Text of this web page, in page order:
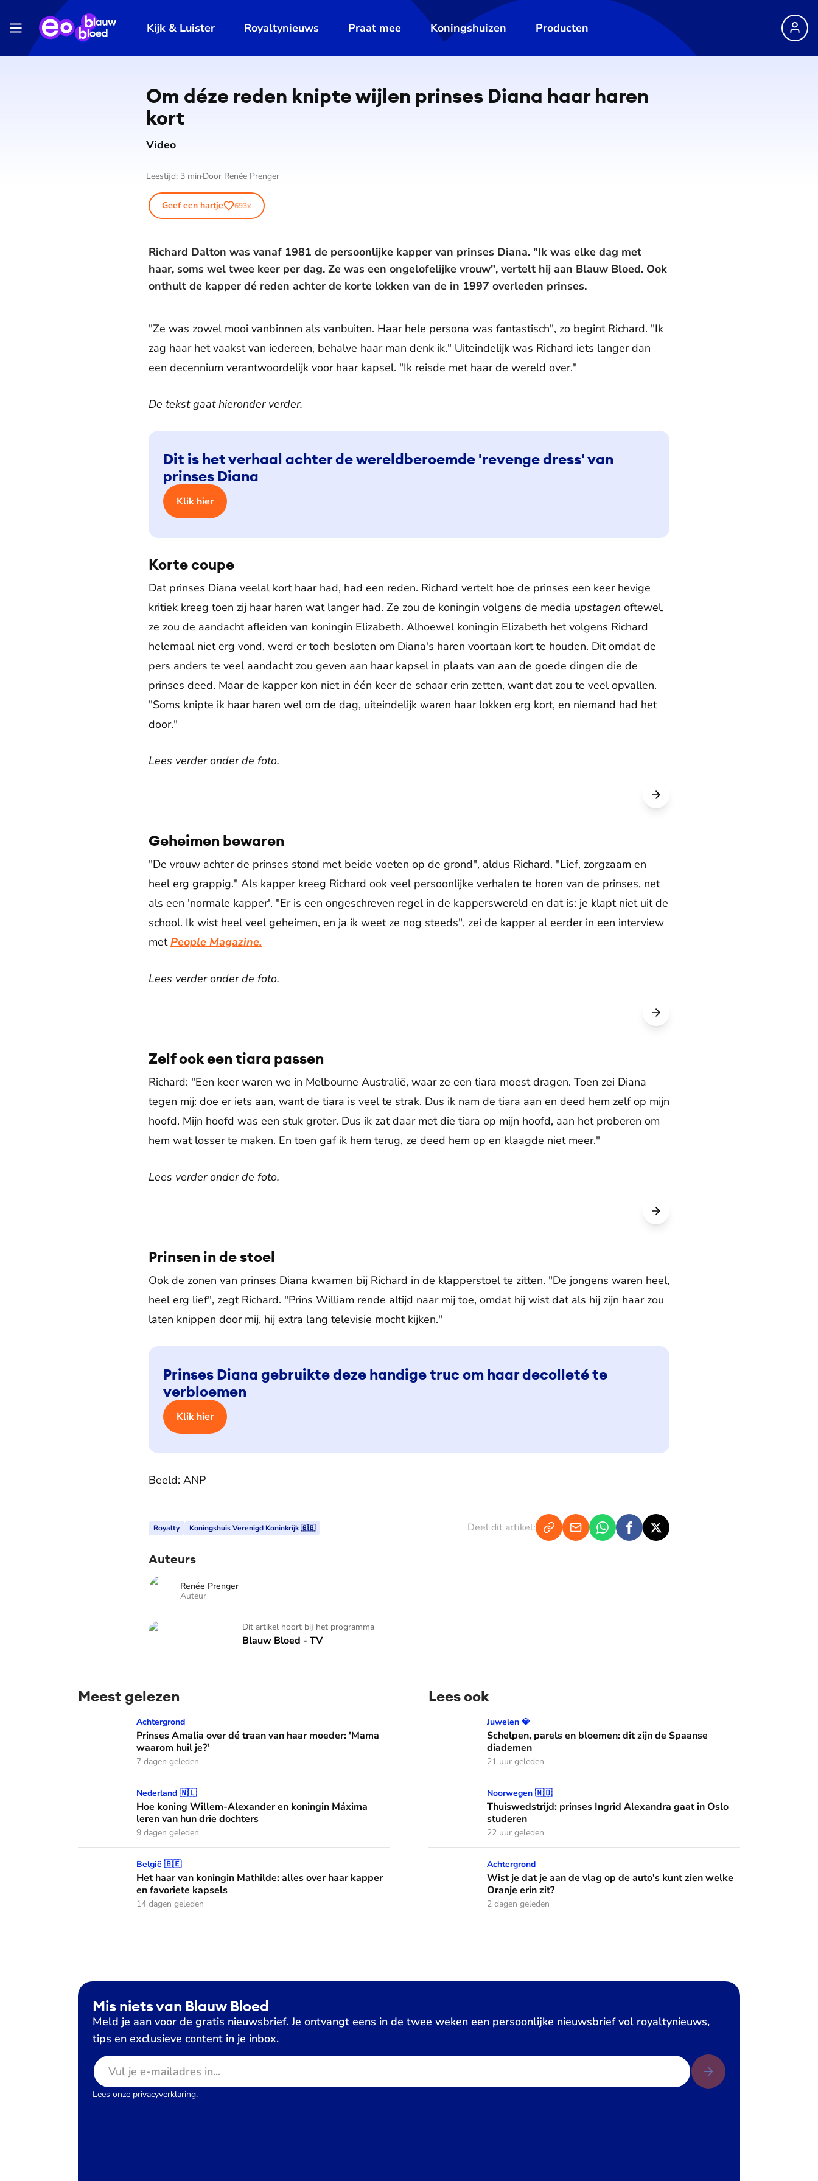
Kijk & Luister Royaltynieuws Praat mee Koningshuizen Producten
De weergave van deze video vereist jouw toestemming voor
Om déze reden knipte wijlen prinses Diana haar haren
kort
Video
Leestijd: 3 min Door Renée Prenger
Geef een hartje 693x
Richard Dalton was vanaf 1981 de persoonlijke kapper van prinses Diana. "Ik was elke dag met
haar, soms wel twee keer per dag. Ze was een ongelofelijke vrouw", vertelt hij aan Blauw Bloed. Ook
onthult de kapper dé reden achter de korte lokken van de in 1997 overleden prinses.
"Ze was zowel mooi vanbinnen als vanbuiten. Haar hele persona was fantastisch", zo begint Richard. "Ik
zag haar het vaakst van iedereen, behalve haar man denk ik." Uiteindelijk was Richard iets langer dan
een decennium verantwoordelijk voor haar kapsel. "Ik reisde met haar de wereld over."
De tekst gaat hieronder verder.
Dit is het verhaal achter de wereldberoemde 'revenge dress' van
prinses Diana
Klik hier
Korte coupe
Dat prinses Diana veelal kort haar had, had een reden. Richard vertelt hoe de prinses een keer hevige
kritiek kreeg toen zij haar haren wat langer had. Ze zou de koningin volgens de media upstagen oftewel,
ze zou de aandacht afleiden van koningin Elizabeth. Alhoewel koningin Elizabeth het volgens Richard
helemaal niet erg vond, werd er toch besloten om Diana's haren voortaan kort te houden. Dit omdat de
pers anders te veel aandacht zou geven aan haar kapsel in plaats van aan de goede dingen die de
prinses deed. Maar de kapper kon niet in één keer de schaar erin zetten, want dat zou te veel opvallen.
"Soms knipte ik haar haren wel om de dag, uiteindelijk waren haar lokken erg kort, en niemand had het
door."
Lees verder onder de foto.
Geheimen bewaren
"De vrouw achter de prinses stond met beide voeten op de grond", aldus Richard. "Lief, zorgzaam en
heel erg grappig." Als kapper kreeg Richard ook veel persoonlijke verhalen te horen van de prinses, net
als een 'normale kapper'. "Er is een ongeschreven regel in de kapperswereld en dat is: je klapt niet uit de
school. Ik wist heel veel geheimen, en ja ik weet ze nog steeds", zei de kapper al eerder in een interview
met People Magazine.
Lees verder onder de foto.
Zelf ook een tiara passen
Richard: "Een keer waren we in Melbourne Australië, waar ze een tiara moest dragen. Toen zei Diana
tegen mij: doe er iets aan, want de tiara is veel te strak. Dus ik nam de tiara aan en deed hem zelf op mijn
hoofd. Mijn hoofd was een stuk groter. Dus ik zat daar met die tiara op mijn hoofd, aan het proberen om
hem wat losser te maken. En toen gaf ik hem terug, ze deed hem op en klaagde niet meer."
Lees verder onder de foto.
Prinsen in de stoel
Ook de zonen van prinses Diana kwamen bij Richard in de klapperstoel te zitten. "De jongens waren heel,
heel erg lief", zegt Richard. "Prins William rende altijd naar mij toe, omdat hij wist dat als hij zijn haar zou
laten knippen door mij, hij extra lang televisie mocht kijken."
Prinses Diana gebruikte deze handige truc om haar decolleté te
verbloemen
Klik hier
Beeld: ANP
Royalty Koningshuis Verenigd Koninkrijk 🇬🇧 Deel dit artikel:
Auteurs
Renée Prenger
Auteur
Dit artikel hoort bij het programma
Blauw Bloed - TV
Blauw Bloed - TV
Meest gelezen
Prinses Amalia over dé traan van haar moeder: 'Mama waarom huil je?'
Achtergrond
Prinses Amalia over dé traan van haar moeder: 'Mama
waarom huil je?'
7 dagen geleden
Hoe koning Willem-Alexander en koningin Máxima leren van hun drie dochters
Nederland 🇳🇱
Hoe koning Willem-Alexander en koningin Máxima
leren van hun drie dochters
9 dagen geleden
Het haar van koningin Mathilde: alles over haar kapper en favoriete kapsels
België 🇧🇪
Het haar van koningin Mathilde: alles over haar kapper
en favoriete kapsels
14 dagen geleden
Lees ook
Schelpen, parels en bloemen: dit zijn de Spaanse diademen
Juwelen 💎
Schelpen, parels en bloemen: dit zijn de Spaanse
diademen
21 uur geleden
Thuiswedstrijd: prinses Ingrid Alexandra gaat in Oslo studeren
Noorwegen 🇳🇴
Thuiswedstrijd: prinses Ingrid Alexandra gaat in Oslo
studeren
22 uur geleden
Wist je dat je aan de vlag op de auto's kunt zien welke Oranje erin zit?
Achtergrond
Wist je dat je aan de vlag op de auto's kunt zien welke
Oranje erin zit?
2 dagen geleden
Mis niets van Blauw Bloed
Meld je aan voor de gratis nieuwsbrief. Je ontvangt eens in de twee weken een persoonlijke nieuwsbrief vol royaltynieuws,
tips en exclusieve content in je inbox.
E-mailadres
Lees onze privacyverklaring.